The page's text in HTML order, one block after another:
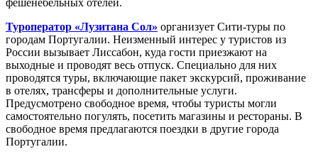
фешенебельных отелей.
Туроператор «Лузитана Сол» организует Сити-туры по
городам Португалии. Неизменный интерес у туристов из
России вызывает Лиссабон, куда гости приезжают на
выходные и проводят весь отпуск. Специально для них
проводятся туры, включающие пакет экскурсий, проживание
в отелях, трансферы и дополнительные услуги.
Предусмотрено свободное время, чтобы туристы могли
самостоятельно погулять, посетить магазины и рестораны. В
свободное время предлагаются поездки в другие города
Португалии.